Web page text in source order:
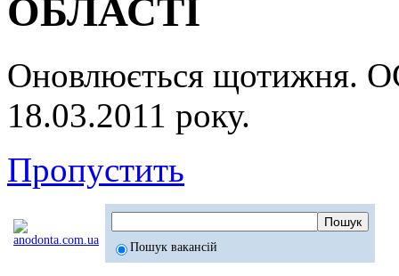
ОБЛАСТІ
Оновлюється
18.03.2011 року.
Пропустить
Пошук вакансій